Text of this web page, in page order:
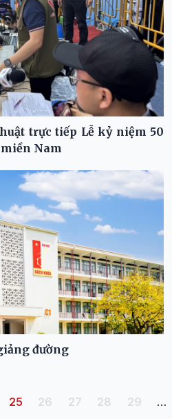
trực tiếp Lễ kỷ niệm 50
Nam
đường
Trang hiện thời
25 Trang
26 Trang
27 Trang
28 Trang
29 …